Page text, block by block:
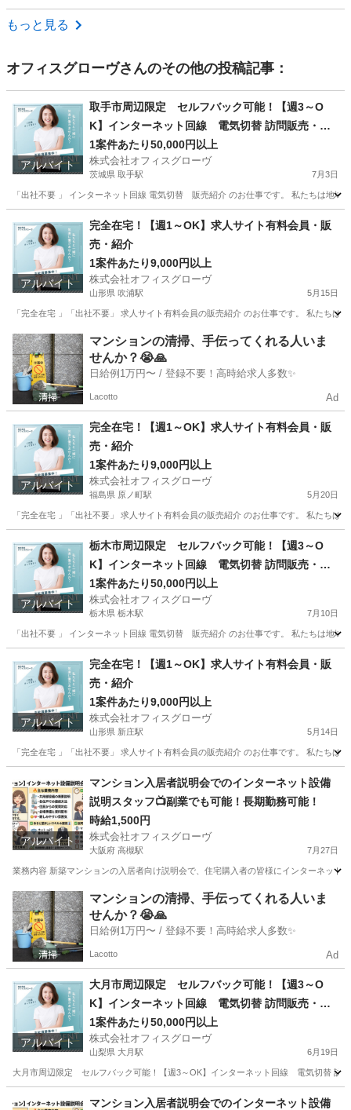
宮城 仙台市
もっと見る
オフィスグローヴさんのその他の投稿記事：
アルバイト
取手市周辺限定 セルフバック可能！【週3～O
K】インターネット回線 電気切替 訪問販売・紹
介
1案件あたり50,000円以上
株式会社オフィスグローヴ
茨城県 取手駅 7月3日
「出社不要 」 インターネット回線 電気切替 販売紹介 のお仕事です。 私たちは地
取手駅 営業 セルフ
アルバイト
完全在宅！【週1～OK】求人サイト有料会員・販
売・紹介
1案件あたり9,000円以上
株式会社オフィスグローヴ
山形県 吹浦駅 5月15日
「完全在宅 」「出社不要」 求人サイト有料会員の販売紹介 のお仕事です。 私たち
山形 飽海郡 吹浦駅 営業 求人サイト
マンションの清掃、手伝ってくれる人いま
せんか？😭🙏
日給例1万円〜 / 登録不要！高時給求人多数✨
Lacotto Ad
アルバイト
完全在宅！【週1～OK】求人サイト有料会員・販
売・紹介
1案件あたり9,000円以上
株式会社オフィスグローヴ
福島県 原ノ町駅 5月20日
「完全在宅 」「出社不要」 求人サイト有料会員の販売紹介 のお仕事です。 私たち
原ノ町駅 営業 求人サイト
アルバイト
栃木市周辺限定 セルフバック可能！【週3～O
K】インターネット回線 電気切替 訪問販売・紹
介
1案件あたり50,000円以上
株式会社オフィスグローヴ
栃木県 栃木駅 7月10日
「出社不要 」 インターネット回線 電気切替 販売紹介 のお仕事です。 私たちは地
栃木駅 営業 セルフ
アルバイト
完全在宅！【週1～OK】求人サイト有料会員・販
売・紹介
1案件あたり9,000円以上
株式会社オフィスグローヴ
山形県 新庄駅 5月14日
「完全在宅 」「出社不要」 求人サイト有料会員の販売紹介 のお仕事です。 私たち
営業 求人サイト
アルバイト
マンション入居者説明会でのインターネット設備
説明スタッフ📺副業でも可能！長期勤務可能！
時給1,500円
株式会社オフィスグローヴ
大阪府 高槻駅 7月27日
業務内容 新築マンションの入居者向け説明会で、住宅購入者の皆様にインターネッ
大阪 高槻市 高槻駅 接客 スタッフ
マンションの清掃、手伝ってくれる人いま
せんか？😭🙏
日給例1万円〜 / 登録不要！高時給求人多数✨
Lacotto Ad
アルバイト
大月市周辺限定 セルフバック可能！【週3～O
K】インターネット回線 電気切替 訪問販売・紹
介
1案件あたり50,000円以上
株式会社オフィスグローヴ
山梨県 大月駅 6月19日
大月市周辺限定 セルフバック可能！【週3～OK】インターネット回線 電気切替 訪
営業 セルフ
マンション入居者説明会でのインターネット設備